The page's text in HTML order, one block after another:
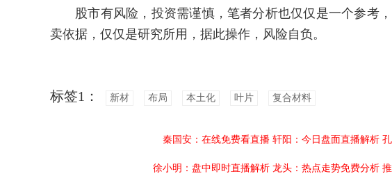
股市有风险，投资需谨慎，笔者分析也仅仅是一个参考
卖依据，仅仅是研究所用，据此操作，风险自负。
标签1： 新材 布局 本土化 叶片 复合材料
秦国安：在线免费看直播 轩阳：今日盘面直播解析
徐小明：盘中即时直播解析 龙头：热点走势免费分析